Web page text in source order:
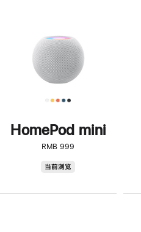
HomePod mini
RMB 999
当前浏览